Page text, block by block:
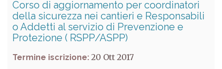
Corso di aggiornamento per coordinatori
della sicurezza nei cantieri e Responsabili
o Addetti al servizio di Prevenzione e
Protezione ( RSPP/ASPP)
Termine iscrizione: 20 Ott 2017